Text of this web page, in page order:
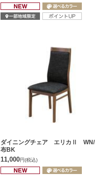
ダイニングチェア エリカⅡ WN/
布BK
11,000円(税込)